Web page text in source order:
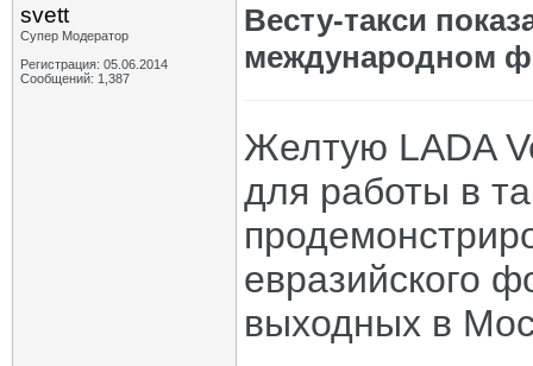
svett
Супер Модератор
Регистрация: 05.06.2014
Сообщений: 1,387
Весту-такси
международном
Желтую LADA
для работы в
евразийского
выходных в